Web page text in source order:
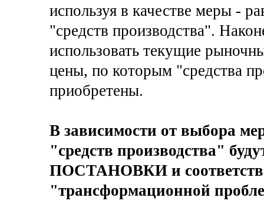
используя в качестве меры -
"средств производства".
использовать текущие
цены, по которым "средства
приобретены.
В зависимости от выбора
"средств производства"
ПОСТАНОВКИ и
"трансформационной